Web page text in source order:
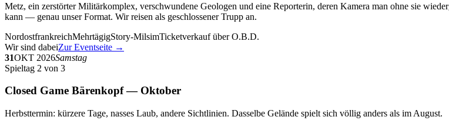
Metz, ein zerstörter Militärkomplex, verschwundene Geologen und eine Reporterin, deren Kamera man ohne sie
kann — genau unser Format. Wir reisen als geschlossener Trupp an.
NordostfrankreichMehrtägigStory-MilsimTicketverkauf über O.B.D.
Wir sind dabeiZur Eventseite →
31OKT 2026Samstag
Spieltag 2 von 3
Closed Game Bärenkopf — Oktober
Herbsttermin: kürzere Tage, nasses Laub, andere Sichtlinien. Dasselbe Gelände spielt sich völlig anders als im August.